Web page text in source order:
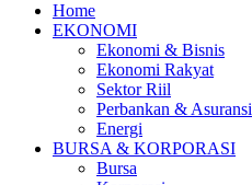
Home
EKONOMI
Ekonomi & Bisnis
Ekonomi Rakyat
Sektor Riil
Perbankan & Asuransi
Energi
BURSA & KORPORASI
Bursa